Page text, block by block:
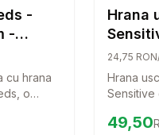
Pisici
-
-
cu hrana
o
si
Hrana
24,75
Hrana
Sensitive
Preț:
49,50